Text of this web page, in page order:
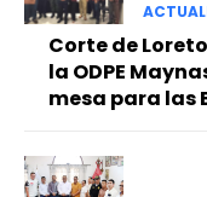
Corte de
la ODPE
mesa para las